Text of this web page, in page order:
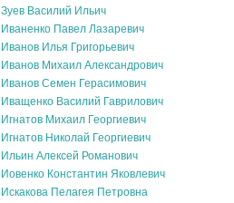
Зуев Василий Ильич
Иваненко Павел Лазаревич
Иванов Илья Григорьевич
Иванов Михаил Александрович
Иванов Семен Герасимович
Иващенко Василий Гаврилович
Игнатов Михаил Георгиевич
Игнатов Николай Георгиевич
Ильин Алексей Романович
Иовенко Константин Яковлевич
Искакова Пелагея Петровна